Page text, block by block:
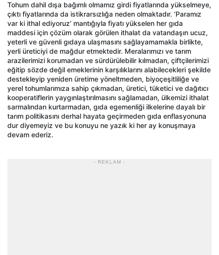
Tohum dahil dışa bağımlı olmamız girdi fiyatlarında yükselmeye,
çıktı fiyatlarında da istikrarsızlığa neden olmaktadır. ‘Paramız
var ki ithal ediyoruz’ mantığıyla fiyatı yükselen her gıda
maddesi için çözüm olarak görülen ithalat da vatandaşın ucuz,
yeterli ve güvenli gıdaya ulaşmasını sağlayamamakla birlikte,
yerli üreticiyi de mağdur etmektedir. Meralarımızı ve tarım
arazilerimizi korumadan ve sürdürülebilir kılmadan, çiftçilerimizi
eğitip sözde değil emeklerinin karşılıklarını alabilecekleri şekilde
destekleyip yeniden üretime yöneltmeden, biyoçeşitliliğe ve
yerel tohumlarımıza sahip çıkmadan, üretici, tüketici ve dağıtıcı
kooperatiflerin yaygınlaştırılmasını sağlamadan, ülkemizi ithalat
sarmalından kurtarmadan, gıda egemenliği ilkelerine dayalı bir
tarım politikasını derhal hayata geçirmeden gıda enflasyonuna
dur diyemeyiz ve bu konuyu ne yazık ki her ay konuşmaya
devam ederiz.
- REKLAM -